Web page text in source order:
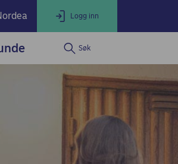
Logg inn
Søk